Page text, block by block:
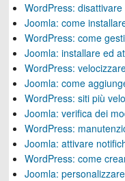
WordPress:
Joomla: come
WordPress: come
Joomla: installare ed
WordPress:
Joomla: come
WordPress: siti più
Joomla: verifica dei
WordPress:
Joomla: attivare
WordPress: come
Joomla: